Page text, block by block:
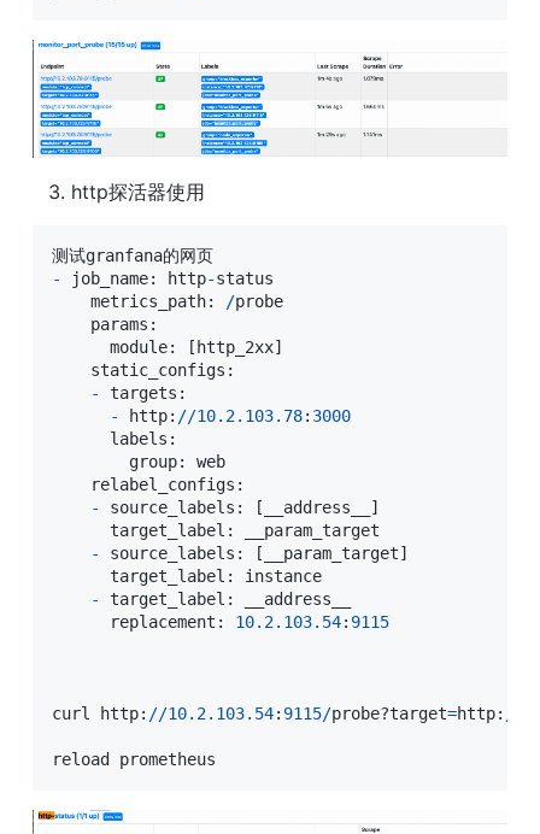
http探活器使用
-
job_name: http-status
    metrics_path
: /probe
    params
:
      module
: [ http_2xx]
    static_configs
:
-
targets :
-
http: //10.2.103.78: 3000
      labels
:
        group
:
web
    relabel_configs
:
-
source_labels : [ __address__
]
      target_label
:
__param_target
-
source_labels : [ __param_target]
      target_label
:
instance
-
target_label :
__address__
      replacement
: 10.2.103.54: 9115
curl http: //10.2.103.54: 9115/probe?target=http:
reload prometheus